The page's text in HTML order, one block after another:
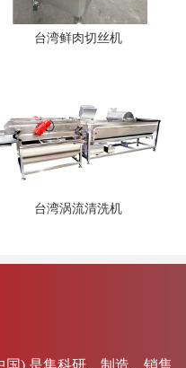
台湾鲜肉切丝机
台湾涡流清洗机
是集科研、制造、销售